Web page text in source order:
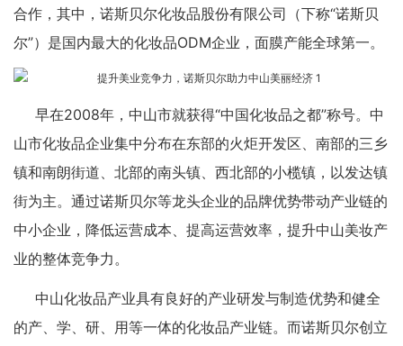
合作，其中，诺斯贝尔化妆品股份有限公司（下称“诺斯贝
尔”）是国内最大的化妆品ODM企业，面膜产能全球第一。
早在2008年，中山市就获得“中国化妆品之都”称号。中
山市化妆品企业集中分布在东部的火炬开发区、南部的三乡
镇和南朗街道、北部的南头镇、西北部的小榄镇，以发达镇
街为主。通过诺斯贝尔等龙头企业的品牌优势带动产业链的
中小企业，降低运营成本、提高运营效率，提升中山美妆产
业的整体竞争力。
中山化妆品产业具有良好的产业研发与制造优势和健全
的产、学、研、用等一体的化妆品产业链。而诺斯贝尔创立